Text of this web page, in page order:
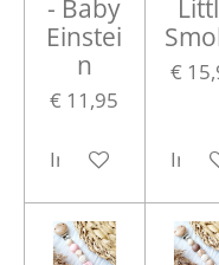
- Baby
Einstei
n
€ 11,95
In winkelwagen
€
In